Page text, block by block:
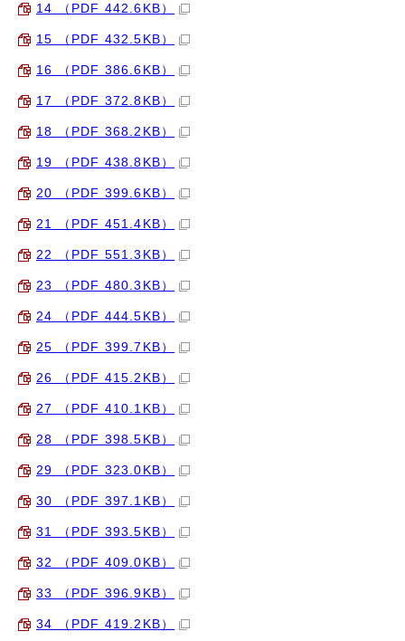
14 （PDF 442.6KB）
15 （PDF 432.5KB）
16 （PDF 386.6KB）
17 （PDF 372.8KB）
18 （PDF 368.2KB）
19 （PDF 438.8KB）
20 （PDF 399.6KB）
21 （PDF 451.4KB）
22 （PDF 551.3KB）
23 （PDF 480.3KB）
24 （PDF 444.5KB）
25 （PDF 399.7KB）
26 （PDF 415.2KB）
27 （PDF 410.1KB）
28 （PDF 398.5KB）
29 （PDF 323.0KB）
30 （PDF 397.1KB）
31 （PDF 393.5KB）
32 （PDF 409.0KB）
33 （PDF 396.9KB）
34 （PDF 419.2KB）